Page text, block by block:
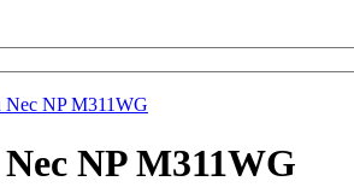
Nec NP M311WG
NP M311WG